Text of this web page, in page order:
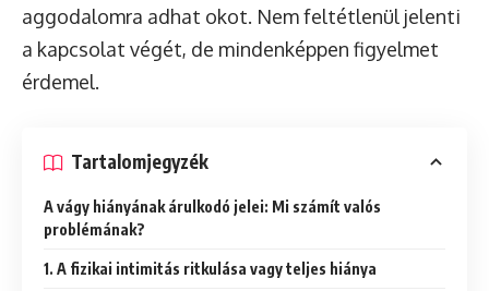
aggodalomra adhat okot. Nem feltétlenül jelenti
a kapcsolat végét, de mindenképpen figyelmet
érdemel.
Tartalomjegyzék
A vágy hiányának árulkodó jelei: Mi számít valós
problémának?
1. A fizikai intimitás ritkulása vagy teljes hiánya